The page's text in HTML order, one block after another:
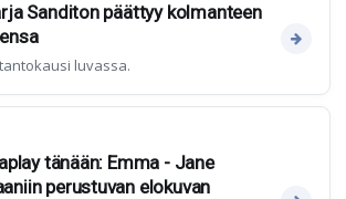
Sanditon päättyy kolmanteen
luvassa.
tänään: Emma - Jane
perustuvan elokuvan